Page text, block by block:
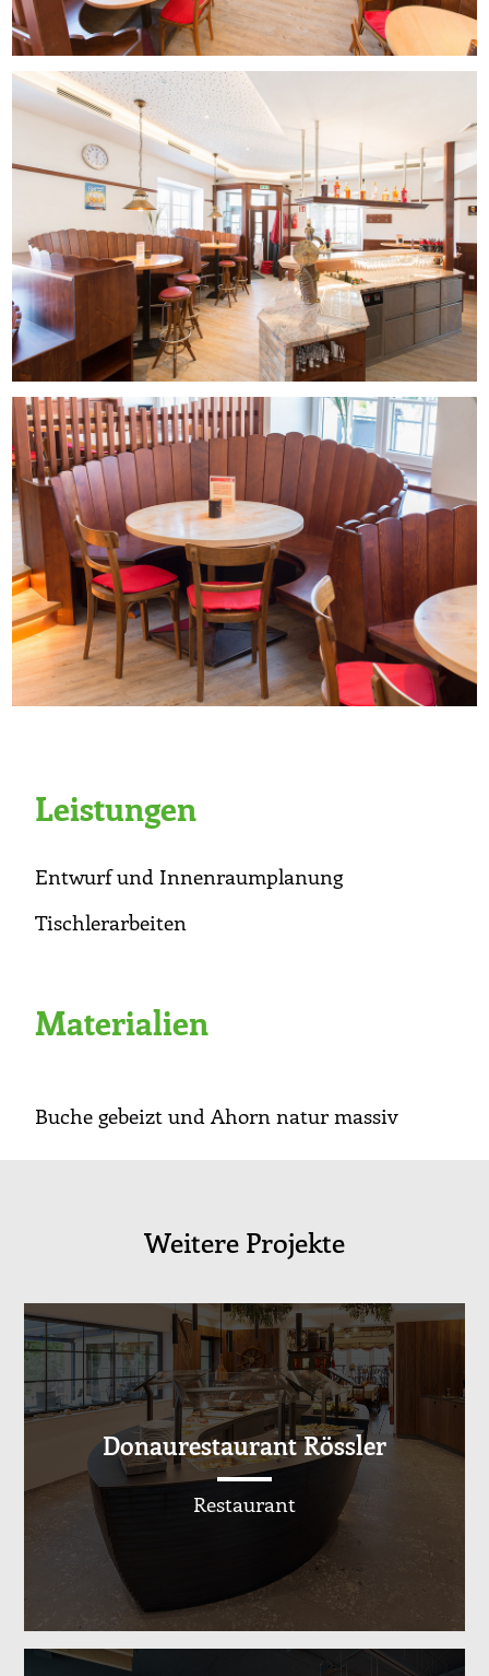
Leistungen
Entwurf und Innenraumplanung
Tischlerarbeiten
Materialien
Buche gebeizt und Ahorn natur massiv
Weitere Projekte
Donaurestaurant Rössler
Restaurant